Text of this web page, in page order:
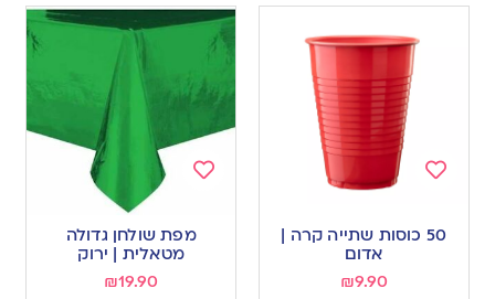
to
wishlist
50 כוסות שתייה קרה |
אדום
₪9.90
wishlist
מפת שולחן גדולה
מטאלית | ירוק
₪19.90